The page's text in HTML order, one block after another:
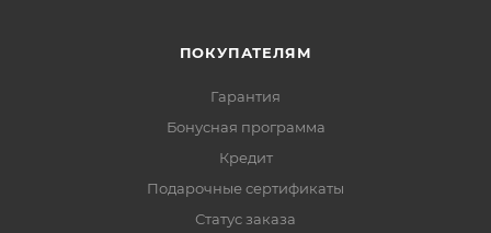
ПОКУПАТЕЛЯМ
Гарантия
Бонусная программа
Кредит
Подарочные сертификаты
Статус заказа